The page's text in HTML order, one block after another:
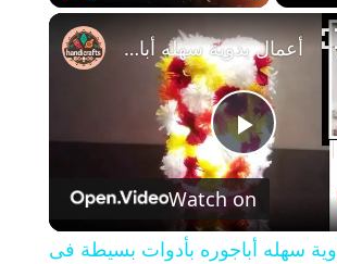
P
l
أعمال يدوية سهله أباجوره بأدوات بسيطة فى المنزل
Watch on
سهله أباجوره بأدوات بسيطة فى